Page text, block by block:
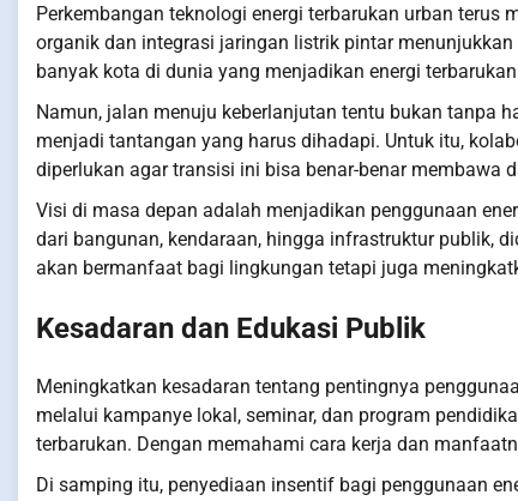
Perkembangan teknologi energi terbarukan urban terus
organik dan integrasi jaringan listrik pintar
banyak kota di dunia yang menjadikan energi
Namun, jalan menuju keberlanjutan tentu bukan tanpa
menjadi tantangan yang harus dihadapi. Untuk itu,
diperlukan agar transisi ini bisa benar-benar membawa
Visi di masa depan adalah menjadikan penggunaan
dari bangunan, kendaraan, hingga infrastruktur publik,
akan bermanfaat bagi lingkungan tetapi juga
Kesadaran dan Edukasi Publik
Meningkatkan kesadaran tentang pentingnya
melalui kampanye lokal, seminar, dan program
terbarukan. Dengan memahami cara kerja dan
Di samping itu, penyediaan insentif bagi penggunaan